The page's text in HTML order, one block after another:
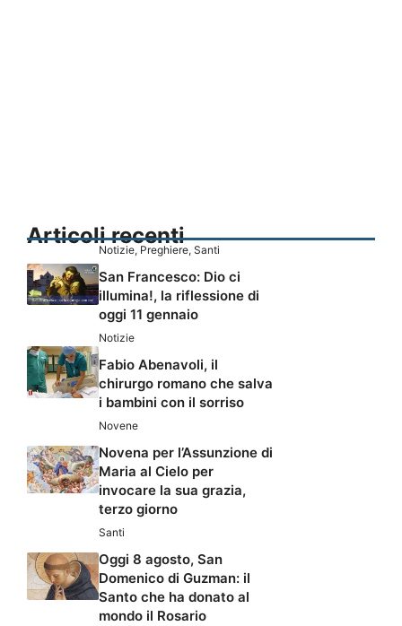
Articoli recenti
Notizie, Preghiere, Santi
San Francesco: Dio ci
illumina!, la riflessione di
oggi 11 gennaio
Notizie
Fabio Abenavoli, il
chirurgo romano che salva
i bambini con il sorriso
Novene
Novena per l’Assunzione di
Maria al Cielo per
invocare la sua grazia,
terzo giorno
Santi
Oggi 8 agosto, San
Domenico di Guzman: il
Santo che ha donato al
mondo il Rosario